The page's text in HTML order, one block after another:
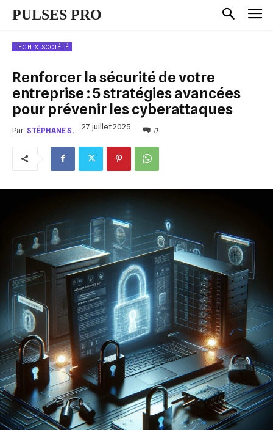
PULSES PRO
TECH & SOCIÉTÉ
Renforcer la sécurité de votre
entreprise : 5 stratégies avancées
pour prévenir les cyberattaques
Par STÉPHANE S. 27 juillet 2025 0